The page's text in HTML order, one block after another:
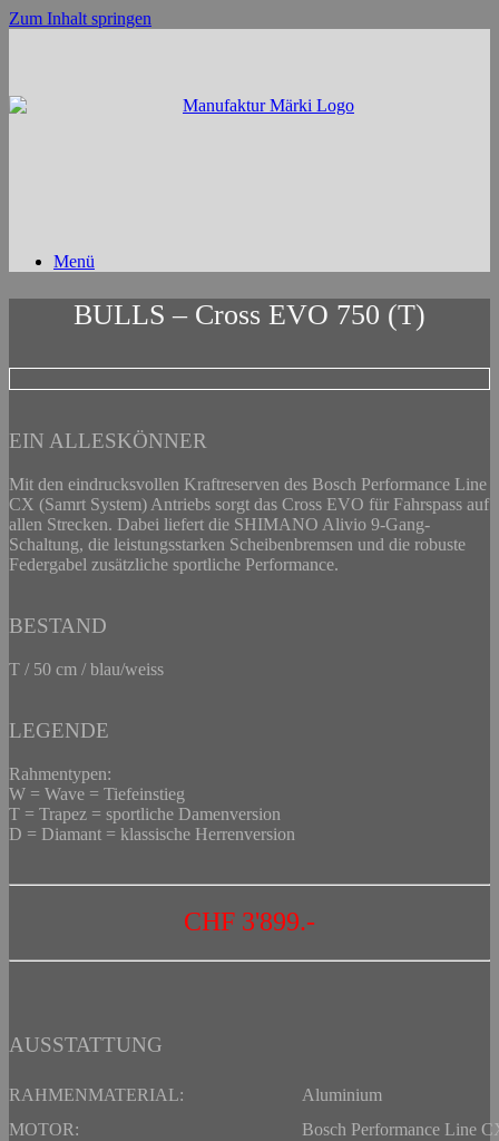
Zum Inhalt springen
Menü
BULLS – Cross EVO 750 (T)
EIN ALLESKÖNNER
Mit den eindrucksvollen Kraftreserven des Bosch Performance Line
CX (Samrt System) Antriebs sorgt das Cross EVO für Fahrspass auf
allen Strecken. Dabei liefert die SHIMANO Alivio 9-Gang-
Schaltung, die leistungsstarken Scheibenbremsen und die robuste
Federgabel zusätzliche sportliche Performance.
BESTAND
T / 50 cm / blau/weiss
LEGENDE
Rahmentypen:
W = Wave = Tiefeinstieg
T = Trapez = sportliche Damenversion
D = Diamant = klassische Herrenversion
CHF 3'899.-
AUSSTATTUNG
RAHMENMATERIAL:
Aluminium
MOTOR:
Bosch Performance Line